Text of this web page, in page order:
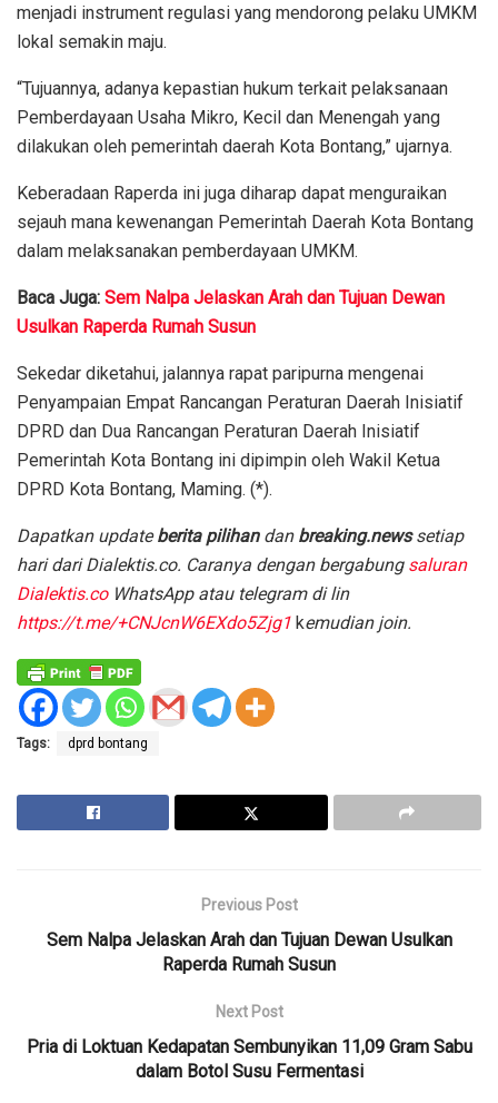
menjadi instrument regulasi yang mendorong pelaku UMKM
lokal semakin maju.
“Tujuannya, adanya kepastian hukum terkait pelaksanaan
Pemberdayaan Usaha Mikro, Kecil dan Menengah yang
dilakukan oleh pemerintah daerah Kota Bontang,” ujarnya.
Keberadaan Raperda ini juga diharap dapat menguraikan
sejauh mana kewenangan Pemerintah Daerah Kota Bontang
dalam melaksanakan pemberdayaan UMKM.
Baca Juga: Sem Nalpa Jelaskan Arah dan Tujuan Dewan
Usulkan Raperda Rumah Susun
Sekedar diketahui, jalannya rapat paripurna mengenai
Penyampaian Empat Rancangan Peraturan Daerah Inisiatif
DPRD dan Dua Rancangan Peraturan Daerah Inisiatif
Pemerintah Kota Bontang ini dipimpin oleh Wakil Ketua
DPRD Kota Bontang, Maming. (*).
Dapatkan updateberita pilihan dan breaking.newssetiap
hari dari Dialektis.co. Caranya dengan bergabung saluran
Dialektis.co WhatsApp atau telegram di lin
https://t.me/+CNJcnW6EXdo5Zjg1 kemudian join.
Tags: dprd bontang
Previous Post
Sem Nalpa Jelaskan Arah dan Tujuan Dewan Usulkan
Raperda Rumah Susun
Next Post
Pria di Loktuan Kedapatan Sembunyikan 11,09 Gram Sabu
dalam Botol Susu Fermentasi